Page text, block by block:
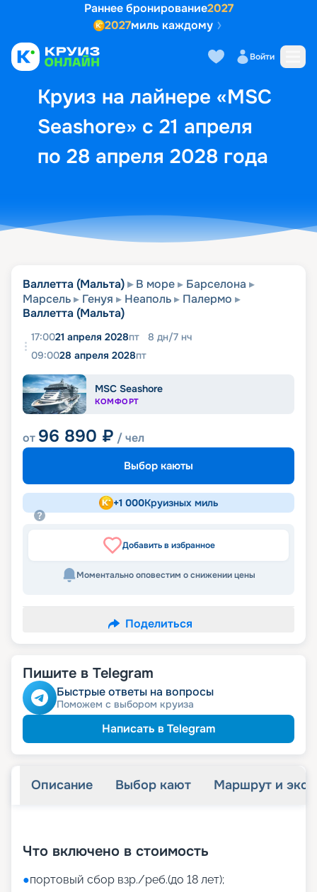
Раннее бронирование2027
2027миль каждому
Войти
Круиз на лайнере «MSC
Seashore» с 21 апреля
по 28 апреля 2028 года
Выбор кают Маршрут и
Валлетта (Мальта) В море
Барселона
Марсель
Генуя Неаполь
Палермо
Валлетта (Мальта)
17:0021 апреля 2028пт 8 дн/7 нч
09:0028 апреля 2028пт
MSC Seashore
КОМФОРТ
от 96 890 ₽ / чел
Выбор каюты
+1 000Круизных миль
Добавить в избранное
Моментально оповестим о снижении цены
Поделиться
Пишите в Telegram
Быстрые ответы на вопросы
Поможем с выбором круиза
Написать в Telegram
Описание Выбор кают Маршрут и
Что включено в стоимость
●портовый сбор взр./реб.(до 18 лет);